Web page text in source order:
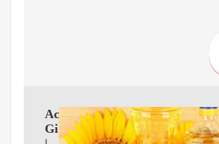
Aceite
Girasol